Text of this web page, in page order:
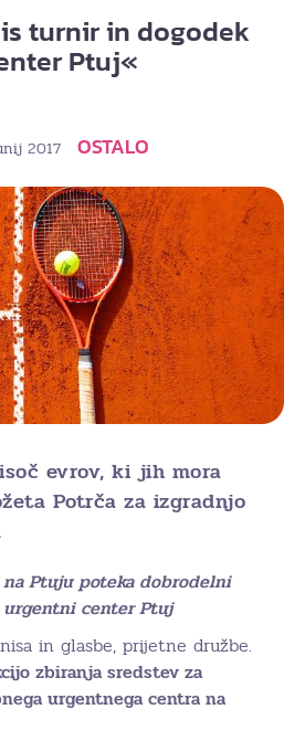
turnir in dogodek
Ptuj«
2017 OSTALO
evrov, ki jih mora
Potrča za izgradnjo
na Ptuju poteka dobrodelni
urgentni center Ptuj
in glasbe, prijetne družbe.
zbiranja sredstev za
urgentnega centra na